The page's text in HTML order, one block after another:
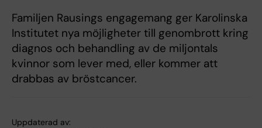
Familjen Rausings engagemang ger Karolinska
Institutet nya möjligheter till genombrott kring
diagnos och behandling av de miljontals
kvinnor som lever med, eller kommer att
drabbas av bröstcancer.
Uppdaterad av: